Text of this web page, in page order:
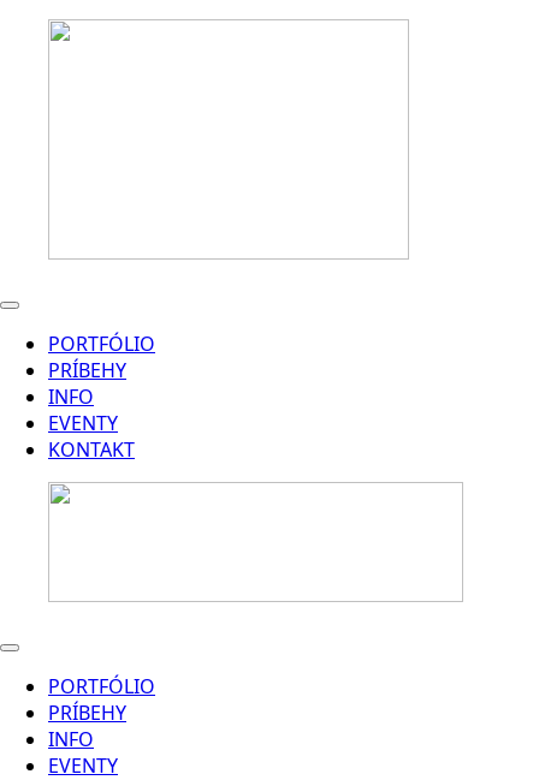
PORTFÓLIO
PRÍBEHY
INFO
EVENTY
KONTAKT
PORTFÓLIO
PRÍBEHY
INFO
EVENTY